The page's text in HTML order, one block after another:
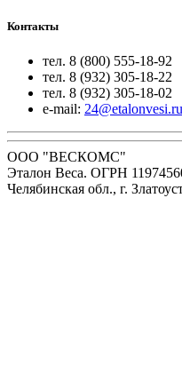
Контакты
тел. 8 (800) 555-18-92
тел. 8 (932) 305-18-22
тел. 8 (932) 305-18-02
e-mail: 24@etalonvesi.ru
ООО "ВЕСКОМС"
Эталон Веса. ОГРН
Челябинская обл., г.